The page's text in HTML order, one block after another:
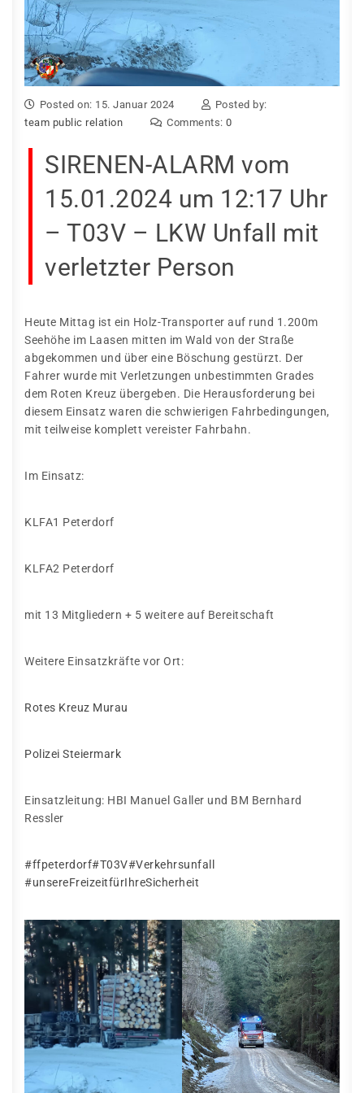
Posted on: 15. Januar 2024
Posted by:
team public relation
Comments: 0
SIRENEN-ALARM vom
15.01.2024 um 12:17 Uhr
– T03V – LKW Unfall mit
verletzter Person
Heute Mittag ist ein Holz-Transporter auf rund 1.200m
Seehöhe im Laasen mitten im Wald von der Straße
abgekommen und über eine Böschung gestürzt. Der
Fahrer wurde mit Verletzungen unbestimmten Grades
dem Roten Kreuz übergeben. Die Herausforderung bei
diesem Einsatz waren die schwierigen Fahrbedingungen,
mit teilweise komplett vereister Fahrbahn.
Im Einsatz:
KLFA1 Peterdorf
KLFA2 Peterdorf
mit 13 Mitgliedern + 5 weitere auf Bereitschaft
Weitere Einsatzkräfte vor Ort:
Rotes Kreuz Murau
Polizei Steiermark
Einsatzleitung: HBI Manuel Galler und BM Bernhard
Ressler
#ffpeterdorf#T03V#Verkehrsunfall
#unsereFreizeitfürIhreSicherheit